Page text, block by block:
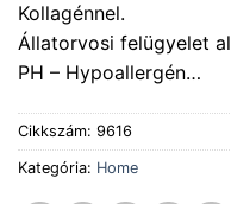
Kollagénnel.
Állatorvosi felügyelet
PH – Hypoallergén…
Cikkszám: 9616
Kategória: Home